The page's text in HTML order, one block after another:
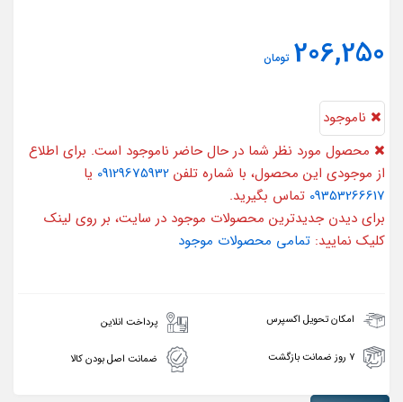
206,250 تومان
ناموجود
محصول مورد نظر شما در حال حاضر ناموجود است. برای اطلاع
از موجودی این محصول، با شماره تلفن 09129675932 یا
09353266617 تماس بگیرید.
برای دیدن جدیدترین محصولات موجود در سایت، بر روی لینک
کلیک نمایید: تمامی محصولات موجود
امکان تحویل اکسپرس پرداخت انلاین
۷ روز ضمانت بازگشت ضمانت اصل بودن کالا